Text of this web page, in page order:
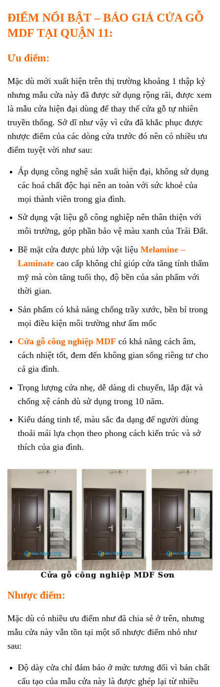
ĐIỂM NỔI BẬT – BÁO GIÁ CỬA GỖ
MDF TẠI QUẬN 11:
Ưu điểm:
Mặc dù mới xuất hiện trên thị trường khoảng 1 thập kỷ
nhưng mẫu cửa này đã được sử dụng rộng rãi, được xem
là mẫu cửa hiện đại dùng để thay thế cửa gỗ tự nhiên
truyền thống. Sở dĩ như vậy vì cửa đã khắc phục được
nhược điểm của các dòng cửa trước đó nên có nhiều ưu
điểm tuyệt vời như sau:
Áp dụng công nghệ sản xuất hiện đại, không sử dụng
các hoá chất độc hại nên an toàn với sức khoẻ của
mọi thành viên trong gia đình.
Sử dụng vật liệu gỗ công nghiệp nên thân thiện với
môi trường, góp phần bảo vệ màu xanh của Trái Đất.
Bề mặt cửa được phủ lớp vật liệu Melamine –
Laminatecao cấp không chỉ giúp cửa tăng tính thẩm
mỹ mà còn tăng tuổi thọ, độ bền của sản phẩm với
thời gian.
Sản phẩm có khả năng chống trầy xước, bền bỉ trong
mọi điều kiện môi trường như ẩm mốc
Cửa gỗ công nghiệp MDF có khả năng cách âm,
cách nhiệt tốt, đem đến không gian sống riêng tư cho
cả gia đình.
Trọng lượng cửa nhẹ, dễ dàng di chuyển, lắp đặt và
chống xệ cánh dù sử dụng trong 10 năm.
Kiểu dáng tinh tế, màu sắc đa dạng để người dùng
thoải mái lựa chọn theo phong cách kiến trúc và sở
thích của gia đình.
Nhược điểm:
Mặc dù có nhiều ưu điểm như đã chia sẻ ở trên, nhưng
mẫu cửa này vẫn tồn tại một số nhược điểm nhỏ như
sau:
Độ dày cửa chỉ đảm bảo ở mức tương đối vì bản chất
cấu tạo của mẫu cửa này là được ghép lại từ nhiều